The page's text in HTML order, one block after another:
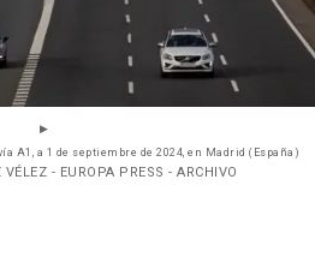
A1, a 1 de septiembre de 2024, en Madrid (España)
- EUROPA PRESS - ARCHIVO